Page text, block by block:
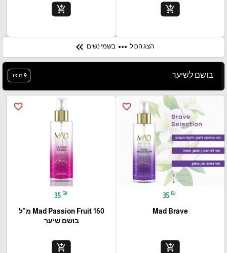
add_shopping_cart
add_shopping_cart
הצג הכול more_horiz בשמי נשים keyboard_double_arrow_left
בושם לשיער 9 מוצר
favorite_border
35 ₪
Mad Brave
add_shopping_cart
favorite_border
35 ₪
Mad Passion Fruit 160 מ"ל
בושם שיער
add_shopping_cart